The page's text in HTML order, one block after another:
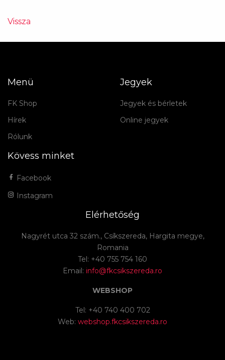
Vissza
Menü
FK Shop
Hírek
Rólunk
Jegyek
Jegyek és bérletek
Online jegyek
Kövess minket
Facebook
Instagram
Elérhetőség
Nagyrét utca 32 szám., Csíkszereda, Hargita megye,
Romania
Tel: +40 755 754 160
Email: info@fkcsikszereda.ro
WEBSHOP
Tel: +40 740 400 702
Web: webshop.fkcsikszereda.ro